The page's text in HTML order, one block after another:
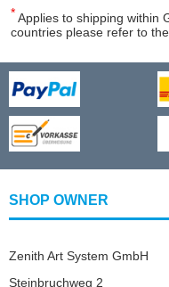
*Applies to shipping within
countries please refer to the
SHOP OWNER
Zenith Art System GmbH
Steinbruchweg 2